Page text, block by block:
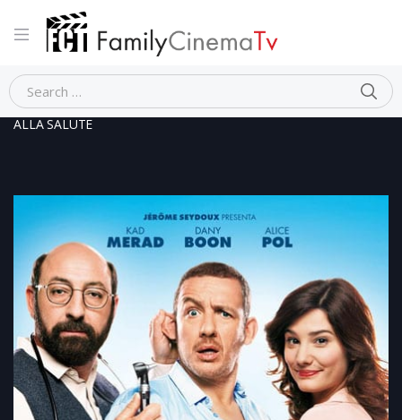
Home Commedia
SUPERCONDRIACO – RIDERE FA BENE
ALLA SALUTE